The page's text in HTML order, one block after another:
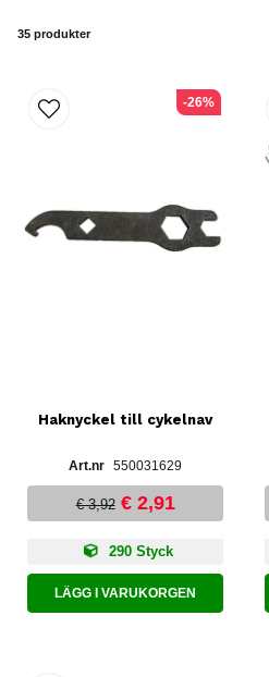
35 produkter
Haknyckel till cykelnav
550031629
€ 3,92 € 2,91
290 Styck
LÄGG I VARUKORGEN
-26%